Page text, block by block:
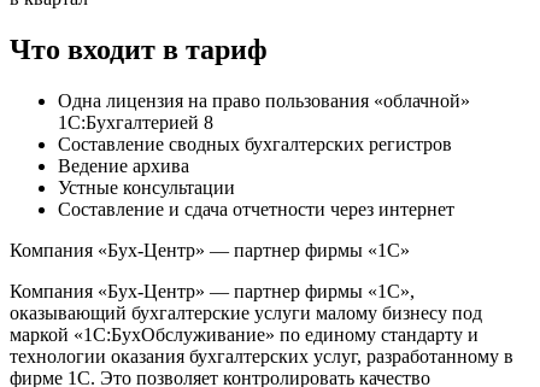
Что входит в тариф
Одна лицензия на право пользования «облачной»
1С:Бухгалтерией 8
Составление сводных бухгалтерских регистров
Ведение архива
Устные консультации
Составление и сдача отчетности через интернет
Компания «Бух-Центр» — партнер фирмы «1С»
Компания «Бух-Центр» — партнер фирмы «1С»,
оказывающий бухгалтерские услуги малому бизнесу под
маркой «1С:БухОбслуживание» по единому стандарту и
технологии оказания бухгалтерских услуг, разработанному в
фирме 1С. Это позволяет контролировать качество